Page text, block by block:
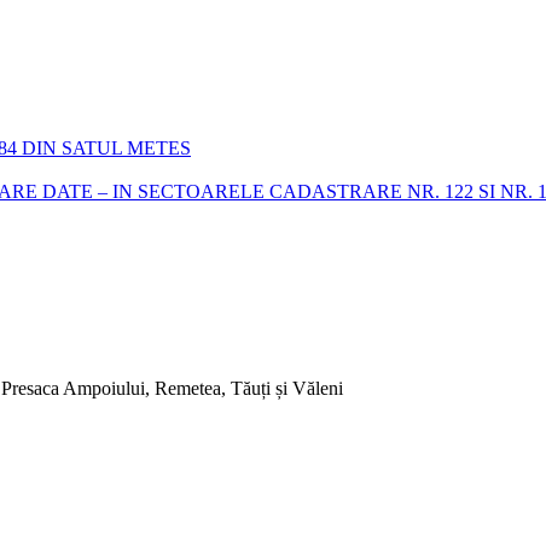
DIN SATUL METES
DATE – IN SECTOARELE CADASTRARE NR. 122 SI NR.
Ampoiului, Remetea, Tăuți și Văleni